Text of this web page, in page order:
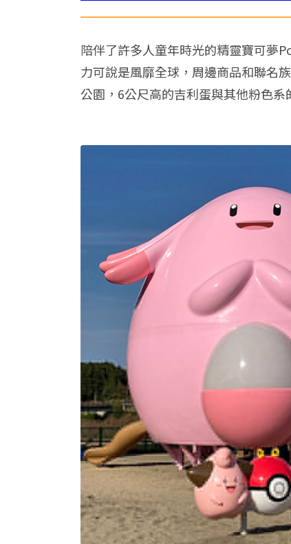
陪伴了許多人童年時光的精靈寶可夢
力可說是風靡全球，周邊商品和聯名
公園，6公尺高的吉利蛋與其他粉色